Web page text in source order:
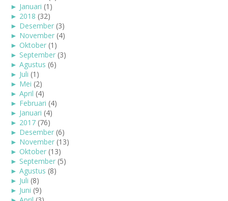
► Januari (1)
► 2018 (32)
► Desember (3)
► November (4)
► Oktober (1)
► September (3)
► Agustus (6)
► Juli (1)
► Mei (2)
► April (4)
► Februari (4)
► Januari (4)
► 2017 (76)
► Desember (6)
► November (13)
► Oktober (13)
► September (5)
► Agustus (8)
► Juli (8)
► Juni (9)